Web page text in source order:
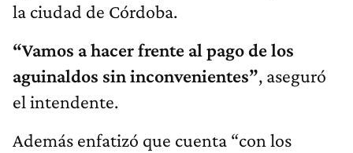
la ciudad de Córdoba.
“Vamos a hacer frente al pago de los
aguinaldos sin inconvenientes”, aseguró
el intendente.
Además enfatizó que cuenta “con los